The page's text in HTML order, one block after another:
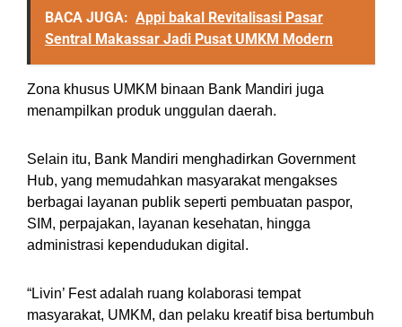
BACA JUGA: Appi bakal Revitalisasi Pasar
Sentral Makassar Jadi Pusat UMKM Modern
Zona khusus UMKM binaan Bank Mandiri juga
menampilkan produk unggulan daerah.
Selain itu, Bank Mandiri menghadirkan Government
Hub, yang memudahkan masyarakat mengakses
berbagai layanan publik seperti pembuatan paspor,
SIM, perpajakan, layanan kesehatan, hingga
administrasi kependudukan digital.
“Livin’ Fest adalah ruang kolaborasi tempat
masyarakat, UMKM, dan pelaku kreatif bisa bertumbuh